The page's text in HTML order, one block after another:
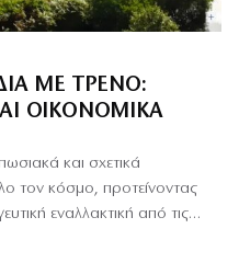
ΜΕ ΤΡΈΝΟ:
ΟΙΚΟΝΟΜΙΚΆ
και σχετικά
τον κόσμο, προτείνοντας
εναλλακτική από τις…